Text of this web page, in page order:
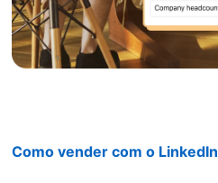
Como vender com o LinkedIn